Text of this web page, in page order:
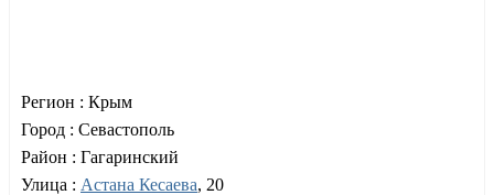
Регион : Крым
Город : Севастополь
Район : Гагаринский
Улица : Астана Кесаева, 20